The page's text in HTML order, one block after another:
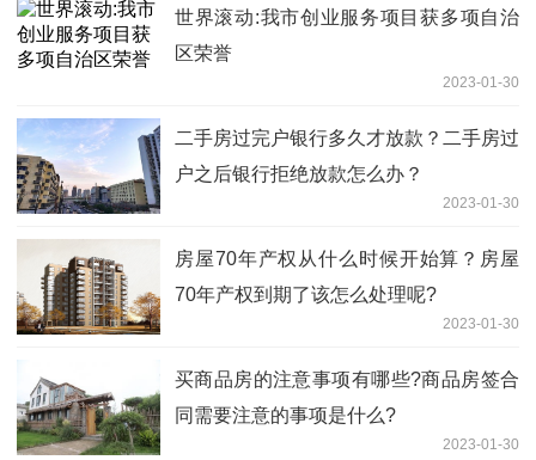
世界滚动:我市创业服务项目获多项自治
区荣誉
2023-01-30
二手房过完户银行多久才放款？二手房过
户之后银行拒绝放款怎么办？
2023-01-30
房屋70年产权从什么时候开始算？房屋
70年产权到期了该怎么处理呢?
2023-01-30
买商品房的注意事项有哪些?商品房签合
同需要注意的事项是什么?
2023-01-30